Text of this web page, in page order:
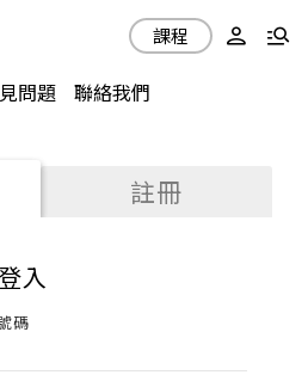
問題 聯絡我們
課程
註冊
入
碼